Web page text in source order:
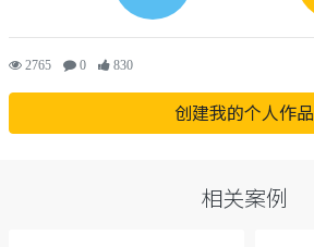
2765 0 830
创建我的个人作品
相关案例